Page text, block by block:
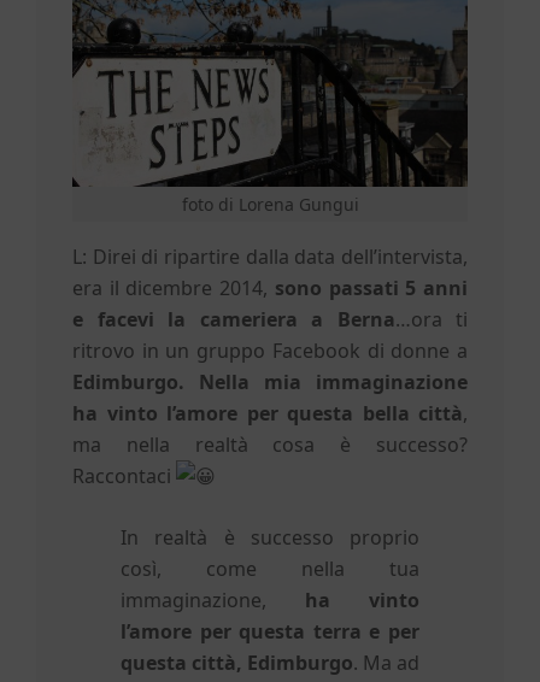
foto di Lorena Gungui
L: Direi di ripartire dalla data dell’intervista,
era il dicembre 2014, sono passati 5 anni
e facevi la cameriera a Berna…ora ti
ritrovo in un gruppo Facebook di donne a
Edimburgo. Nella mia immaginazione
ha vinto l’amore per questa bella città,
ma nella realtà cosa è successo?
Raccontaci
In realtà è successo proprio
così, come nella tua
immaginazione, ha vinto
l’amore per questa terra e per
questa città, Edimburgo. Ma ad